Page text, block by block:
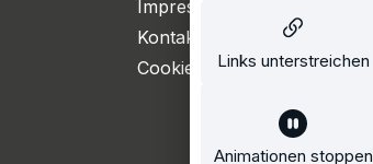
Impressum
Kontakt
Cookie Einstellungen
Links unterstreichen
Animationen stoppen